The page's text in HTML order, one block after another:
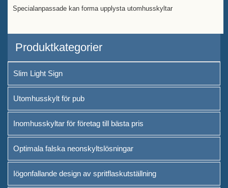
Specialanpassade kan forma upplysta utomhusskyltar
Produktkategorier
Slim Light Sign
Utomhusskylt för pub
Inomhusskyltar för företag till bästa pris
Optimala falska neonskyltslösningar
Iögonfallande design av spritflaskutställning